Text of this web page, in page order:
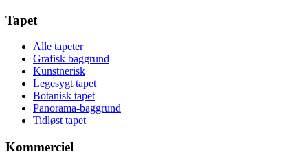
Tapet
Alle tapeter
Grafisk baggrund
Kunstnerisk
Legesygt tapet
Botanisk tapet
Panorama-baggrund
Tidløst tapet
Kommerciel